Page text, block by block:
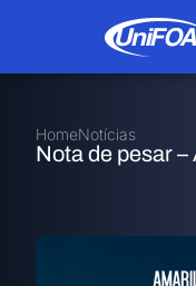
HomeNotícias
Nota de pesar